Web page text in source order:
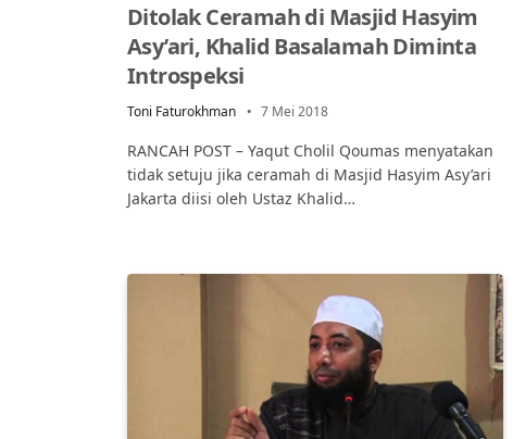
Ditolak Ceramah di Masjid Hasyim
Asy’ari, Khalid Basalamah Diminta
Introspeksi
Toni Faturokhman 7 Mei 2018
RANCAH POST – Yaqut Cholil Qoumas menyatakan
tidak setuju jika ceramah di Masjid Hasyim Asy’ari
Jakarta diisi oleh Ustaz Khalid…